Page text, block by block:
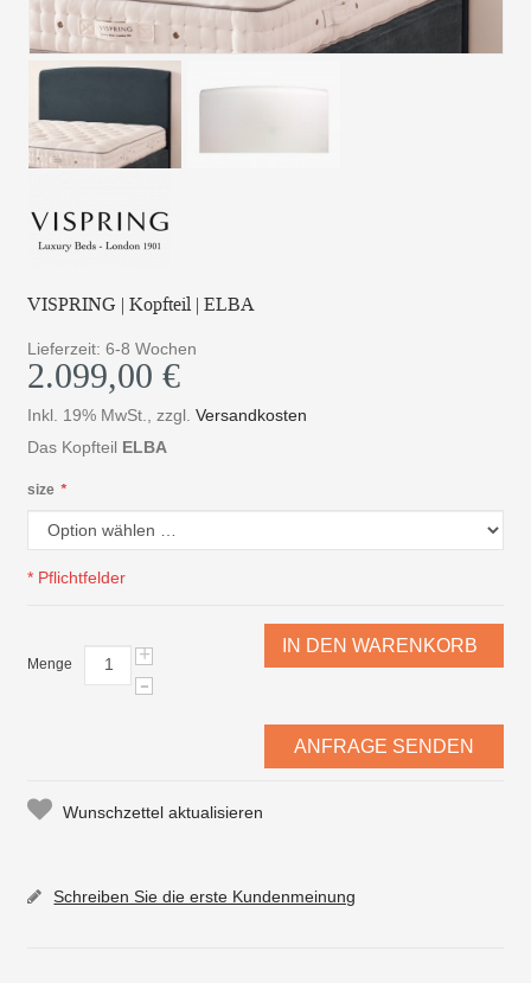
VISPRING | Kopfteil | ELBA
Lieferzeit: 6-8 Wochen
2.099,00 €
Inkl. 19% MwSt. ,zzgl.Versandkosten
Das Kopfteil ELBA
*
size
* Pflichtfelder
Menge +
-
IN DEN WARENKORB
ANFRAGE SENDEN
Wunschzettel aktualisieren
Schreiben Sie die erste Kundenmeinung